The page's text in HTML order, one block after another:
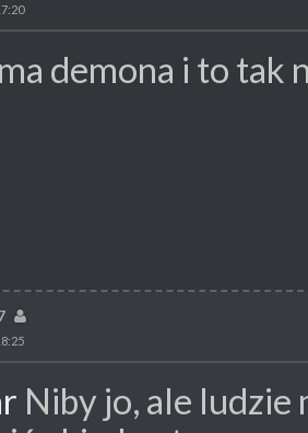
demona i to tak
Niby jo, ale ludzie